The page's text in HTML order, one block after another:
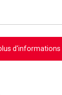
d'informations